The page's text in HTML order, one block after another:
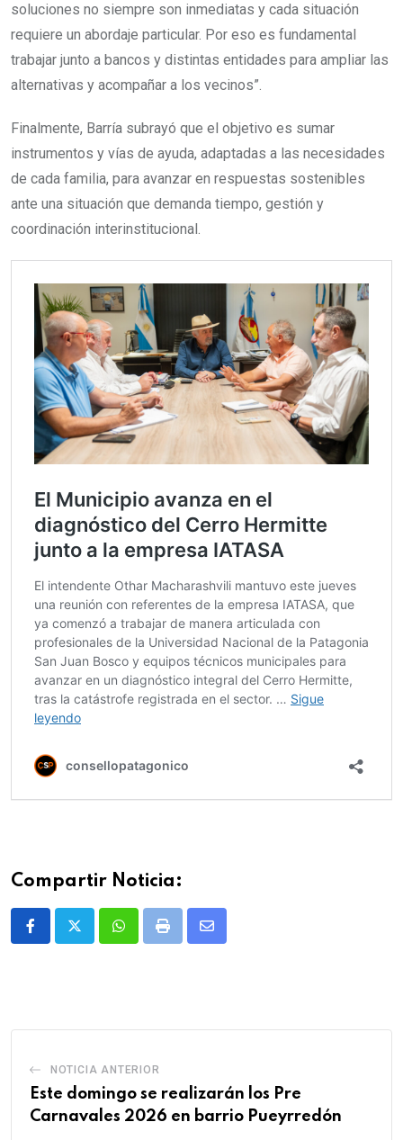
soluciones no siempre son inmediatas y cada situación
requiere un abordaje particular. Por eso es fundamental
trabajar junto a bancos y distintas entidades para ampliar las
alternativas y acompañar a los vecinos”.
Finalmente, Barría subrayó que el objetivo es sumar
instrumentos y vías de ayuda, adaptadas a las necesidades
de cada familia, para avanzar en respuestas sostenibles
ante una situación que demanda tiempo, gestión y
coordinación interinstitucional.
Compartir Noticia:
WhatsappPrint
Share
NOTICIA ANTERIOR
Este domingo se realizarán los Pre
Carnavales 2026 en barrio Pueyrredón